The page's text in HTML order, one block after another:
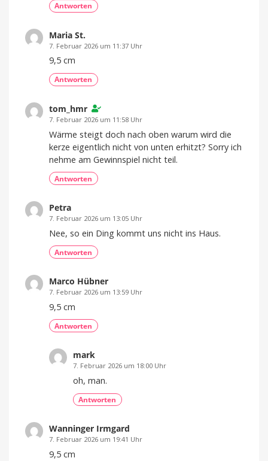
Antworten
Maria St.
7. Februar 2026 um 11:37 Uhr
9,5 cm
Antworten
tom_hmr
7. Februar 2026 um 11:58 Uhr
Wärme steigt doch nach oben warum wird die
kerze eigentlich nicht von unten erhitzt? Sorry ich
nehme am Gewinnspiel nicht teil.
Antworten
Petra
7. Februar 2026 um 13:05 Uhr
Nee, so ein Ding kommt uns nicht ins Haus.
Antworten
Marco Hübner
7. Februar 2026 um 13:59 Uhr
9,5 cm
Antworten
mark
7. Februar 2026 um 18:00 Uhr
oh, man.
Antworten
Wanninger Irmgard
7. Februar 2026 um 19:41 Uhr
9,5 cm